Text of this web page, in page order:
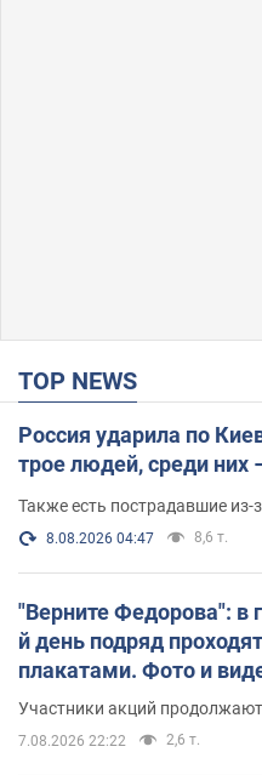
TOP NEWS
Россия ударила по
трое людей, среди них
Также есть пострадавшие из-
8.08.2026 04:47 8,6 т.
"Верните Федорова": в
й день подряд
плакатами. Фото и
Участники акций
7.08.2026 22:22 2,6 т.